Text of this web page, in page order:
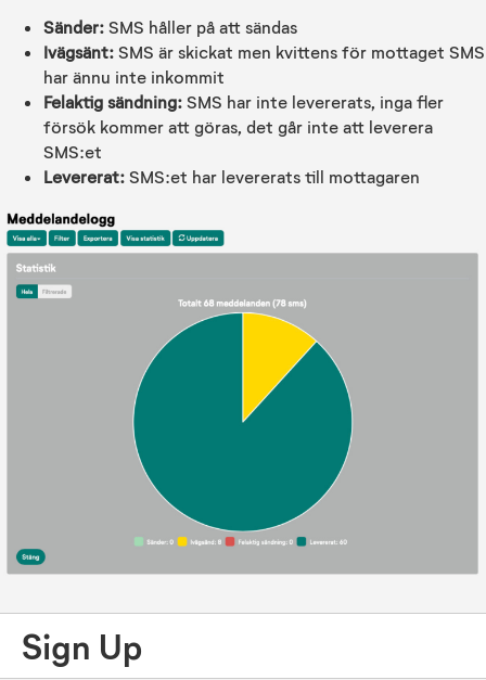
Sänder: SMS håller på att sändas
Ivägsänt: SMS är skickat men kvittens för mottaget SMS
har ännu inte inkommit
Felaktig sändning: SMS har inte levererats, inga fler
försök kommer att göras, det går inte att leverera
SMS:et
Levererat: SMS:et har levererats till mottagaren
Sign Up